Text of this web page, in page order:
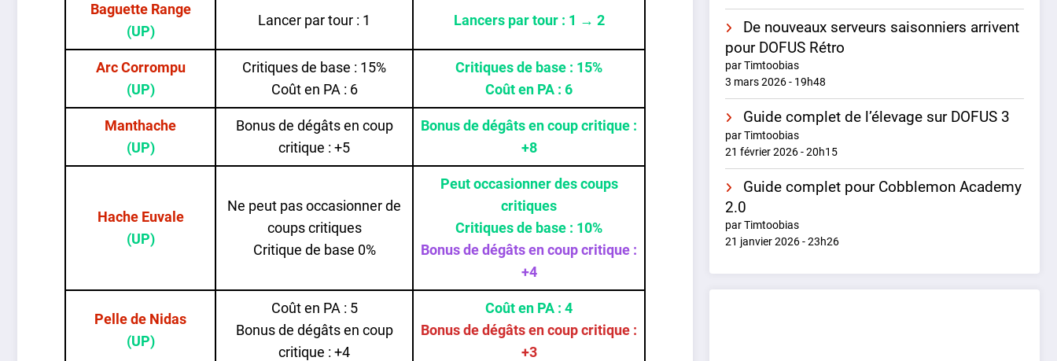
Baguette Range
(UP)
Lancer par tour : 1 Lancers par tour : 1 → 2
Arc Corrompu
(UP)
Critiques de base : 15%
Coût en PA : 6
Critiques de base : 15%
Coût en PA : 6
Manthache
(UP)
Bonus de dégâts en coup
critique : +5
Bonus de dégâts en coup critique :
+8
Hache Euvale
(UP)
Ne peut pas occasionner de
coups critiques
Critique de base 0%
Peut occasionner des coups
critiques
Critiques de base : 10%
Bonus de dégâts en coup critique :
+4
Pelle de Nidas
(UP)
Coût en PA : 5
Bonus de dégâts en coup
critique : +4
Coût en PA : 4
Bonus de dégâts en coup critique :
+3
De nouveaux serveurs saisonniers arrivent
pour DOFUS Rétro
par Timtoobias
3 mars 2026 - 19h48
Guide complet de l’élevage sur DOFUS 3
par Timtoobias
21 février 2026 - 20h15
Guide complet pour Cobblemon Academy
2.0
par Timtoobias
21 janvier 2026 - 23h26